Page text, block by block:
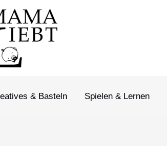
& Basteln Spielen & Lernen